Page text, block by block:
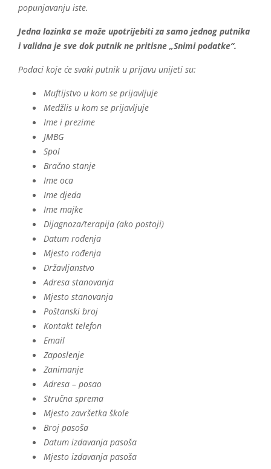
popunjavanju iste.
Jedna lozinka se može upotrijebiti za samo jednog putnika
i validna je sve dok putnik ne pritisne „Snimi podatke“.
Podaci koje će svaki putnik u prijavu unijeti su:
Muftijstvo u kom se prijavljuje
Medžlis u kom se prijavljuje
Ime i prezime
JMBG
Spol
Bračno stanje
Ime oca
Ime djeda
Ime majke
Dijagnoza/terapija (ako postoji)
Datum rođenja
Mjesto rođenja
Državljanstvo
Adresa stanovanja
Mjesto stanovanja
Poštanski broj
Kontakt telefon
Email
Zaposlenje
Zanimanje
Adresa – posao
Stručna sprema
Mjesto završetka škole
Broj pasoša
Datum izdavanja pasoša
Mjesto izdavanja pasoša